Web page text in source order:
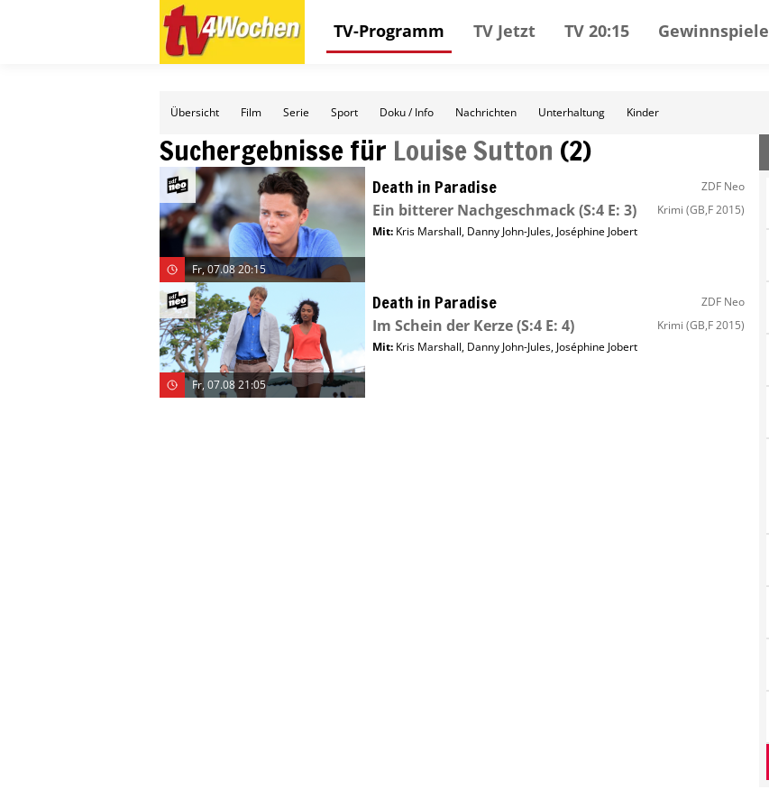
TV-Programm TV Jetzt TV 20:15 Gewinnspiele
Übersicht Film Serie Sport Doku / Info Nachrichten Unterhaltung Kinder
Suchergebnisse für Louise Sutton (2)
Fr, 07.08 20:15
Death in Paradise ZDF Neo
Ein bitterer Nachgeschmack(S:4 E: 3) Krimi (GB,F 2015)
Mit: Kris Marshall, Danny John-Jules, Joséphine Jobert
Fr, 07.08 21:05
Death in Paradise ZDF Neo
Im Schein der Kerze(S:4 E: 4) Krimi (GB,F 2015)
Mit: Kris Marshall, Danny John-Jules, Joséphine Jobert